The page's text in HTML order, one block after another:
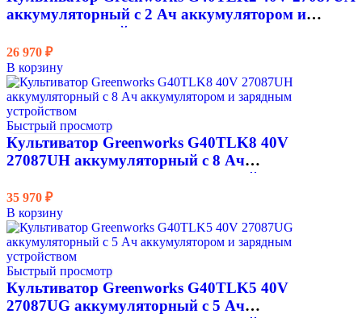
Вращение фрез
Защита от перегрузки
аккумуляторный с 2 Ач аккумулятором и
зарядным устройством
26 970 ₽
В корзину
Быстрый просмотр
Культиватор Greenworks G40TLK8 40V
27087UH аккумуляторный с 8 Ач
аккумулятором и зарядным устройством
35 970 ₽
В корзину
Быстрый просмотр
Культиватор Greenworks G40TLK5 40V
27087UG аккумуляторный с 5 Ач
аккумулятором и зарядным устройством